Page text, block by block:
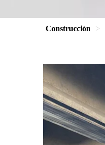
Construcción